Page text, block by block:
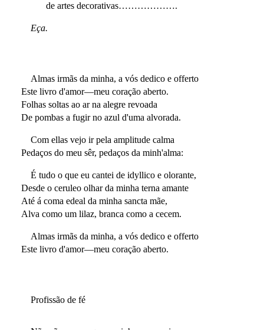
de artes decorativas……………….
Eça.
Almas irmãs da minha, a vós dedico e offerto
Este livro d'amor—meu coração aberto.
Folhas soltas ao ar na alegre revoada
De pombas a fugir no azul d'uma alvorada.
Com ellas vejo ir pela amplitude calma
Pedaços do meu sêr, pedaços da minh'alma:
É tudo o que eu cantei de idyllico e olorante,
Desde o ceruleo olhar da minha terna amante
Até á coma edeal da minha sancta mãe,
Alva como um lilaz, branca como a cecem.
Almas irmãs da minha, a vós dedico e offerto
Este livro d'amor—meu coração aberto.
Profissão de fé